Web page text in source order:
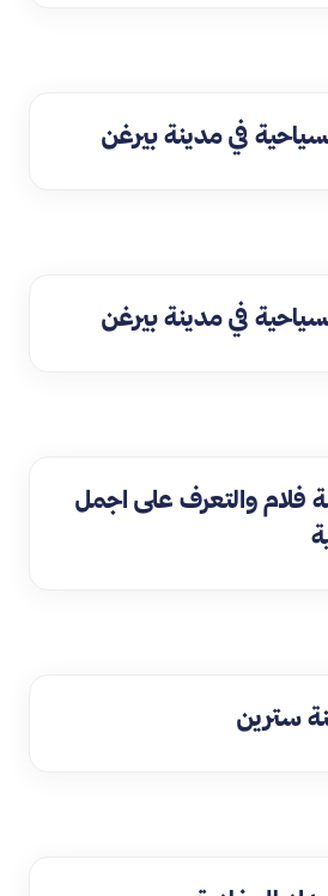
في مدينة بيرغن
في مدينة بيرغن
فلام والتعرف على اجمل
سترين